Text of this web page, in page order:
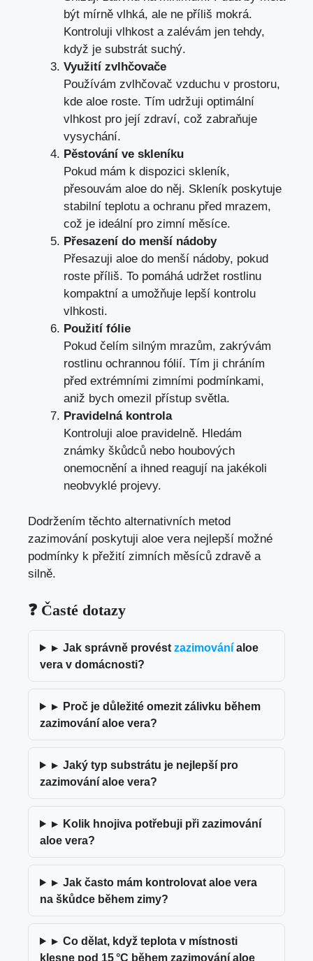
být mírně vlhká, ale ne příliš mokrá.
Kontroluji vlhkost a zalévám jen tehdy,
když je substrát suchý.
Využití zvlhčovače
Používám zvlhčovač vzduchu v prostoru,
kde aloe roste. Tím udržuji optimální
vlhkost pro její zdraví, což zabraňuje
vysychání.
Pěstování ve skleníku
Pokud mám k dispozici skleník,
přesouvám aloe do něj. Skleník poskytuje
stabilní teplotu a ochranu před mrazem,
což je ideální pro zimní měsíce.
Přesazení do menší nádoby
Přesazuji aloe do menší nádoby, pokud
roste příliš. To pomáhá udržet rostlinu
kompaktní a umožňuje lepší kontrolu
vlhkosti.
Použití fólie
Pokud čelím silným mrazům, zakrývám
rostlinu ochrannou fólií. Tím ji chráním
před extrémními zimními podmínkami,
aniž bych omezil přístup světla.
Pravidelná kontrola
Kontroluji aloe pravidelně. Hledám
známky škůdců nebo houbových
onemocnění a ihned reagují na jakékoli
neobvyklé projevy.
Dodržením těchto alternativních metod
zazimování poskytuji aloe vera nejlepší možné
podmínky k přežití zimních měsíců zdravě a
silně.
❓ Časté dotazy
▸ Jak správně provéstzazimováníaloe
vera v domácnosti?
▸ Proč je důležité omezit zálivku během
zazimování aloe vera?
▸ Jaký typ substrátu je nejlepší pro
zazimování aloe vera?
▸ Kolik hnojiva potřebuji při zazimování
aloe vera?
▸ Jak často mám kontrolovat aloe vera
na škůdce během zimy?
▸ Co dělat, když teplota v místnosti
klesne pod 15 °C během zazimování aloe